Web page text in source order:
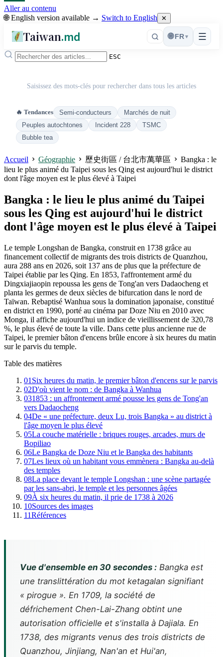
Aller au contenu
🌐 English version available → Switch to English ✕
Taiwan.md ☰
🌐 FR ▾
ESC
Saisissez des mots-clés pour rechercher dans tous les articles
🔥 Tendances Semi-conducteurs
Marchés de nuit
Peuples autochtones
Incident 228
TSMC
Bubble tea
Accueil Géographie 歷史街區 / 台北市萬華區
Bangka : le
lieu le plus animé du Taipei sous les Qing est aujourd'hui le district
dont l'âge moyen est le plus élevé à Taipei
Bangka : le lieu le plus animé du Taipei
sous les Qing est aujourd'hui le district
dont l'âge moyen est le plus élevé à Taipei
Le temple Longshan de Bangka, construit en 1738 grâce au
financement collectif de migrants des trois districts de Quanzhou,
aura 288 ans en 2026, soit 137 ans de plus que la préfecture de
Taipei établie par les Qing. En 1853, l'affrontement armé du
Dingxiajiaopin repoussa les gens de Tong'an vers Dadaocheng et
planta les germes de deux siècles de bifurcation dans le nord de
Taïwan. Rebaptisé Wanhua sous la domination japonaise, constitué
en district en 1990, porté au cinéma par Doze Niu en 2010 avec
Monga, il affiche aujourd'hui un indice de vieillissement de 320,78
%, le plus élevé de toute la ville. Dans cette plus ancienne rue de
Taipei, le premier bâton d'encens brûle encore à six heures du matin
sur le parvis du temple.
Table des matières
01 Six heures du matin, le premier bâton d'encens sur le parvis
02D'où vient le nom : de Bangka à Wanhua
031853 : un affrontement armé pousse les gens de Tong'an
vers Dadaocheng
04De « une préfecture, deux Lu, trois Bangka » au district à
l'âge moyen le plus élevé
05La couche matérielle : briques rouges, arcades, murs de
Bopiliao
06Le Bangka de Doze Niu et le Bangka des habitants
07Les lieux où un habitant vous emmènera : Bangka au-delà
des temples
08La place devant le temple Longshan : une scène partagée
par les sans-abri, le temple et les personnes âgées
09À six heures du matin, il prie de 1738 à 2026
10Sources des images
11Références
Vue d'ensemble en 30 secondes : Bangka est
une translittération du mot ketagalan signifiant
« pirogue ». En 1709, la société de
défrichement Chen-Lai-Zhang obtint une
autorisation officielle et s'installa à Dajiala. En
1738, des migrants venus des trois districts de
Quanzhou, Jinjiang, Nan'an et Hui'an,